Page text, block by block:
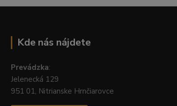
Kde nás nájdete
Prevádzka:
Jelenecká 129
951 01, Nitrianske Hrnčiarovce